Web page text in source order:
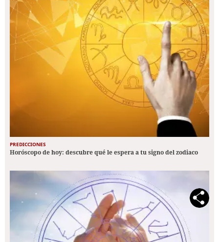
PREDICCIONES
Horóscopo de hoy: descubre qué le espera a tu signo del zodiaco